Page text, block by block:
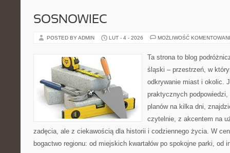
SOSNOWIEC
POSTED BY ADMIN LUT - 4 - 2026 MOŻLIWOŚĆ
Ta strona to blog
śląski – przestrzeń, w
odkrywanie miast i okolic.
praktycznych
planów na kilka dni,
czytelnie, z akcentem na
zadęcia, ale z ciekawością dla historii i codziennego życia. W
bogactwo regionu: od miejskich kwartałów po spokojne parki,